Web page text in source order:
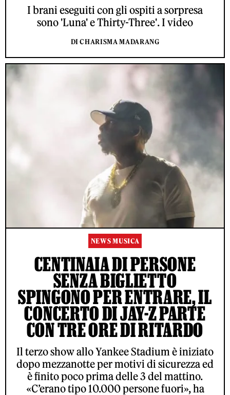
I brani eseguiti con gli ospiti a sorpresa
sono 'Luna' e Thirty-Three'. I video
DI CHARISMA MADARANG
NEWS MUSICA
CENTINAIA DI PERSONE
SENZA BIGLIETTO
SPINGONO PER ENTRARE, IL
CONCERTO DI JAY-Z PARTE
CON TRE ORE DI RITARDO
Il terzo show allo Yankee Stadium è iniziato
dopo mezzanotte per motivi di sicurezza ed
è finito poco prima delle 3 del mattino.
«C’erano tipo 10.000 persone fuori», ha